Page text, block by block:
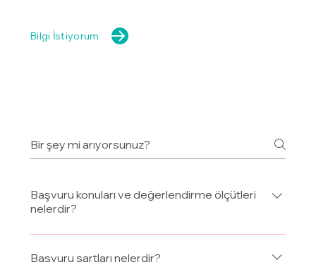
Bilgi İstiyorum
Başvuru konuları ve değerlendirme ölçütleri
nelerdir?
KalDer Türkiye Sürdürülebilir Gelecek Ödülleri;
başvuru konuları ve değerlendirme ölçütleri 2020
Başvuru şartları nelerdir?